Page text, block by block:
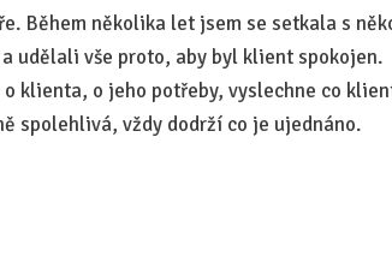
Během několika let jsem se setkala s
udělali vše proto, aby byl klient spokojen.
klienta, o jeho potřeby, vyslechne co
spolehlivá, vždy dodrží co je ujednáno.